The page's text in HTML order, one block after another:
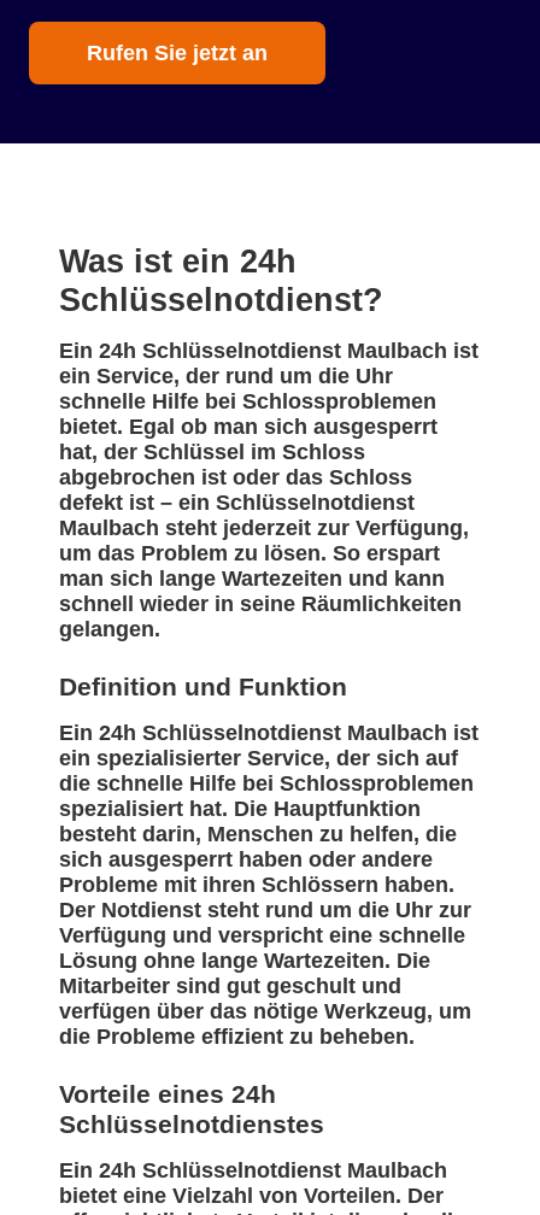
Rufen Sie jetzt an
Was ist ein 24h
Schlüsselnotdienst?
Ein 24h Schlüsselnotdienst Maulbach ist
ein Service, der rund um die Uhr
schnelle Hilfe bei Schlossproblemen
bietet. Egal ob man sich ausgesperrt
hat, der Schlüssel im Schloss
abgebrochen ist oder das Schloss
defekt ist – ein Schlüsselnotdienst
Maulbach steht jederzeit zur Verfügung,
um das Problem zu lösen. So erspart
man sich lange Wartezeiten und kann
schnell wieder in seine Räumlichkeiten
gelangen.
Definition und Funktion
Ein 24h Schlüsselnotdienst Maulbach ist
ein spezialisierter Service, der sich auf
die schnelle Hilfe bei Schlossproblemen
spezialisiert hat. Die Hauptfunktion
besteht darin, Menschen zu helfen, die
sich ausgesperrt haben oder andere
Probleme mit ihren Schlössern haben.
Der Notdienst steht rund um die Uhr zur
Verfügung und verspricht eine schnelle
Lösung ohne lange Wartezeiten. Die
Mitarbeiter sind gut geschult und
verfügen über das nötige Werkzeug, um
die Probleme effizient zu beheben.
Vorteile eines 24h
Schlüsselnotdienstes
Ein 24h Schlüsselnotdienst Maulbach
bietet eine Vielzahl von Vorteilen. Der